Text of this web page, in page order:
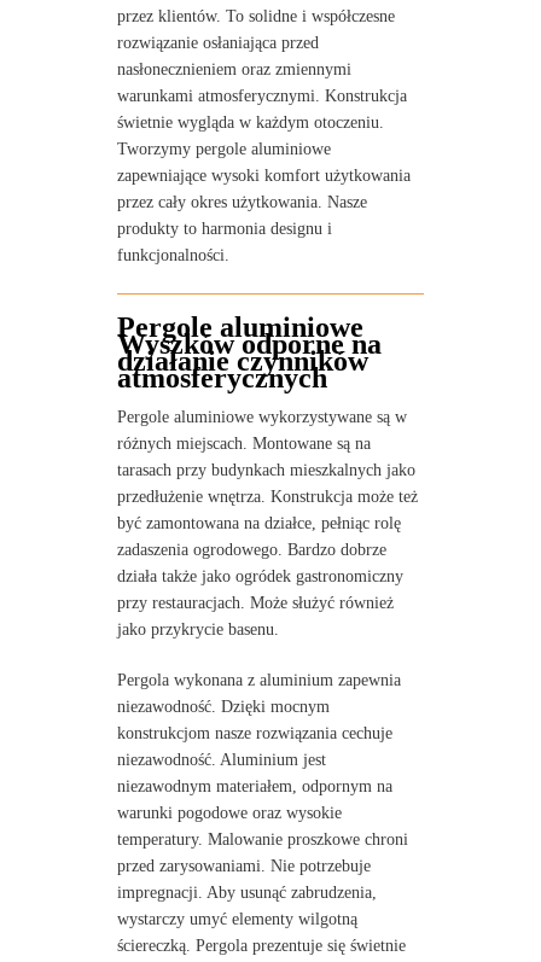
przez klientów. To solidne i współczesne
rozwiązanie osłaniająca przed
nasłonecznieniem oraz zmiennymi
warunkami atmosferycznymi. Konstrukcja
świetnie wygląda w każdym otoczeniu.
Tworzymy pergole aluminiowe
zapewniające wysoki komfort użytkowania
przez cały okres użytkowania. Nasze
produkty to harmonia designu i
funkcjonalności.
Pergole aluminiowe
Wyszków odporne na
działanie czynników
atmosferycznych
Pergole aluminiowe wykorzystywane są w
różnych miejscach. Montowane są na
tarasach przy budynkach mieszkalnych jako
przedłużenie wnętrza. Konstrukcja może też
być zamontowana na działce, pełniąc rolę
zadaszenia ogrodowego. Bardzo dobrze
działa także jako ogródek gastronomiczny
przy restauracjach. Może służyć również
jako przykrycie basenu.
Pergola wykonana z aluminium zapewnia
niezawodność. Dzięki mocnym
konstrukcjom nasze rozwiązania cechuje
niezawodność. Aluminium jest
niezawodnym materiałem, odpornym na
warunki pogodowe oraz wysokie
temperatury. Malowanie proszkowe chroni
przed zarysowaniami. Nie potrzebuje
impregnacji. Aby usunąć zabrudzenia,
wystarczy umyć elementy wilgotną
ściereczką. Pergola prezentuje się świetnie